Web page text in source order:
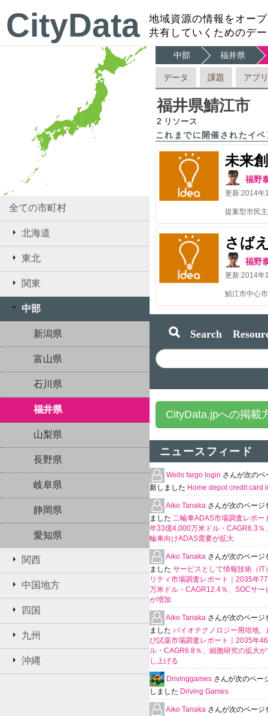
CityData
地域資源の情報をオー
共有していくためのデ
全ての市町村
北海道
東北
関東
中部
新潟県
富山県
石川県
福井県
山梨県
長野県
岐阜県
静岡県
愛知県
関西
中国地方
四国
九州
沖縄
中部 福井県
データ 課題 アプリ
福井県鯖江市
2 リソース
これまでに開催されたイベ
未来
福野
更新:2014年
さば
福野
更新:2014年
Search
CityData.jpへの掲載
ニュースフィード
Wells fargo login さんが次のペ
新しました Home depot credit card
Aiko Tanaka さんが次のページ
ました 二輪車ADAS市場調査レポー
年33億4,000万米ドル・CAGR6.3％
輪車向けADAS需要が拡大
Aiko Tanaka さんが次のページ
ました サービスとして情報技術（IT
リティ市場調査レポート｜2035年
万米ドル・CAGR12.4％、SOCサー
が増加
Aiko Tanaka さんが次のページ
ました バイオテクノロジー用培地、
び試薬市場調査レポート｜2035年
ル・CAGR6.8％、細胞研究の拡大
し上げる
Drivinggames さんが次のペー
しました Driving Games
Aiko Tanaka さんが次のページ